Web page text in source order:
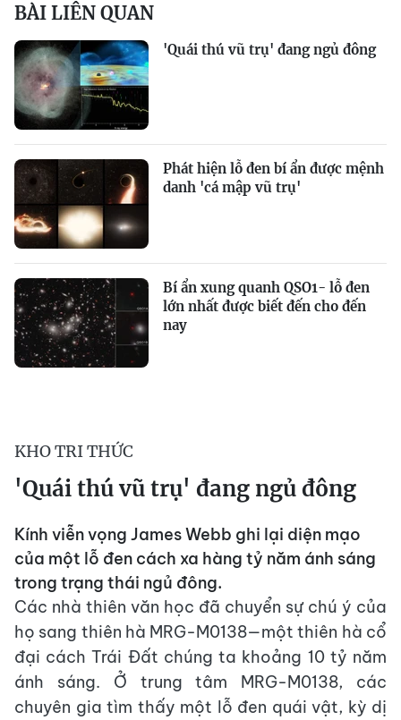
BÀI LIÊN QUAN
'Quái thú vũ trụ' đang ngủ đông
Phát hiện lỗ đen bí ẩn được mệnh
danh 'cá mập vũ trụ'
Bí ẩn xung quanh QSO1- lỗ đen
lớn nhất được biết đến cho đến
nay
KHO TRI THỨC
'Quái thú vũ trụ' đang ngủ đông
Kính viễn vọng James Webb ghi lại diện mạo
của một lỗ đen cách xa hàng tỷ năm ánh sáng
trong trạng thái ngủ đông.
Các nhà thiên văn học đã chuyển sự chú ý của
họ sang thiên hà MRG-M0138—một thiên hà cổ
đại cách Trái Đất chúng ta khoảng 10 tỷ năm
ánh sáng. Ở trung tâm MRG-M0138, các
chuyên gia tìm thấy một lỗ đen quái vật, kỳ dị